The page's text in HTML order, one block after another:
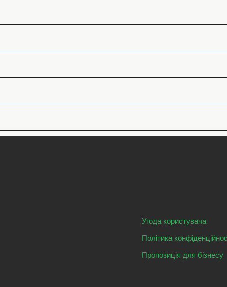
Угода користувача
Політика
Пропозиція для бізнесу